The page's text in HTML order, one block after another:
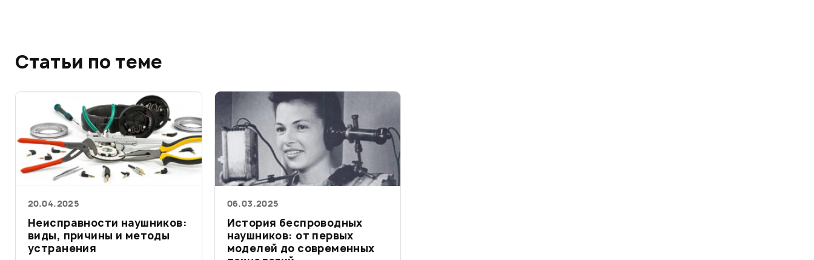
Статьи по теме
20.04.2025
Неисправности наушников:
виды, причины и методы
устранения
06.03.2025
История беспроводных
наушников: от первых
моделей до современных